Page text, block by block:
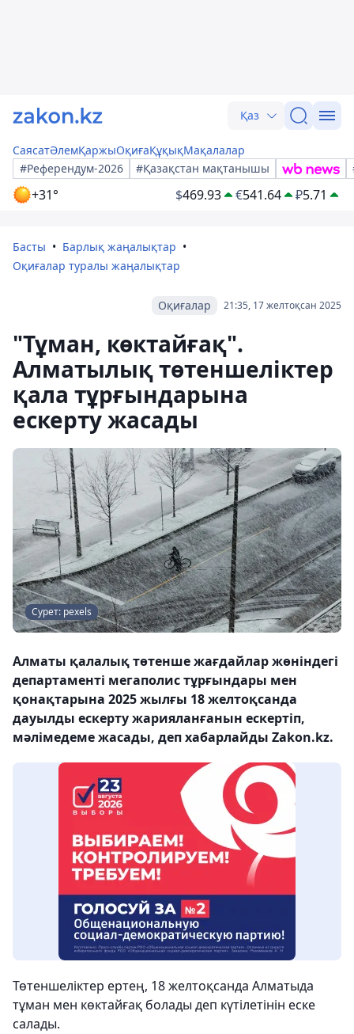
Қаз
СаясатӘлемҚаржыОқиғаҚұқықМақалалар
#Референдум-2026
#Қазақстан мақтанышы
+31° $469.93 €541.64 ₽5.71
Басты
Барлық жаңалықтар
Оқиғалар туралы жаңалықтар
21:35, 17 желтоқсан 2025
Оқиғалар
"Тұман, көктайғақ".
Алматылық төтеншеліктер
қала тұрғындарына
ескерту жасады
Сурет: pexels
Алматы қалалық төтенше жағдайлар жөніндегі
департаменті мегаполис тұрғындары мен
қонақтарына 2025 жылғы 18 желтоқсанда
дауылды ескерту жарияланғанын ескертіп,
мәлімедеме жасады, деп хабарлайды Zakon.kz.
Төтеншеліктер ертең, 18 желтоқсанда Алматыда
тұман мен көктайғақ болады деп күтілетінін еске
салады.